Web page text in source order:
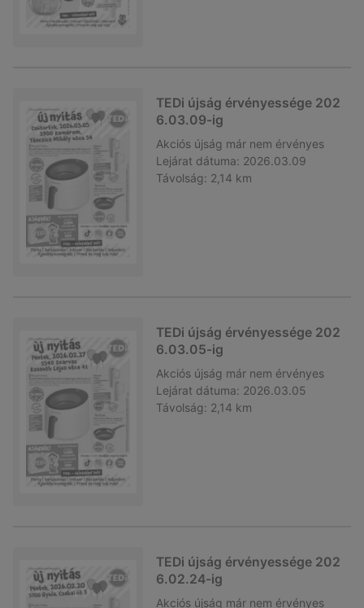
TEDi újság érvényessége 202
6.03.09-ig
Akciós újság már nem érvényes
Lejárat dátuma: 2026.03.09
Távolság: 2,14 km
TEDi újság érvényessége 202
6.03.05-ig
Akciós újság már nem érvényes
Lejárat dátuma: 2026.03.05
Távolság: 2,14 km
TEDi újság érvényessége 202
6.02.24-ig
Akciós újság már nem érvényes